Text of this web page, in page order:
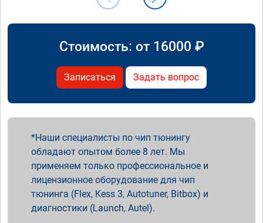
Стоимость: от 16000 ₽
Записаться Задать вопрос
Наши специалисты по чип тюнингу
обладают опытом более 8 лет. Мы
применяем только профессиональное и
лицензионное оборудование для чип
тюнинга (Flex, Kess 3, Autotuner, Bitbox) и
диагностики (Launch, Autel).